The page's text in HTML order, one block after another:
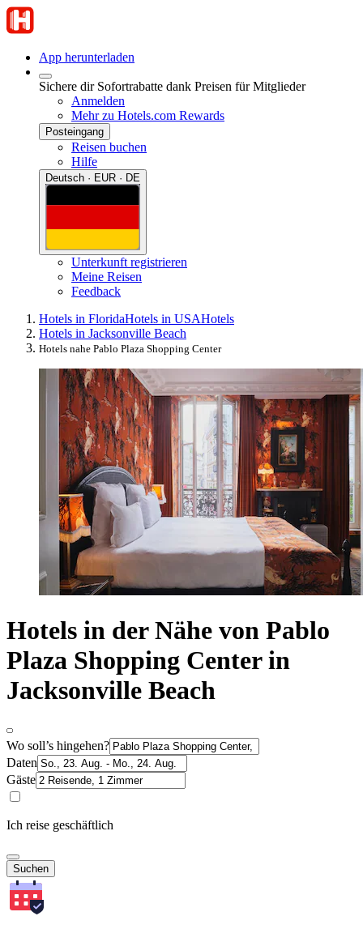
App herunterladen
Sichere dir Sofortrabatte dank Preisen für Mitglieder
Anmelden
Mehr zu Hotels.com Rewards
Posteingang
Reisen buchen
Hilfe
Deutsch · EUR · DE
Unterkunft registrieren
Meine Reisen
Feedback
Hotels in FloridaHotels in USAHotels
Hotels in Jacksonville Beach
Hotels nahe Pablo Plaza Shopping Center
Hotels in der Nähe von Pablo
Plaza Shopping Center in
Jacksonville Beach
Wo soll’s hingehen?
Daten
Gäste
Ich reise geschäftlich
Suchen